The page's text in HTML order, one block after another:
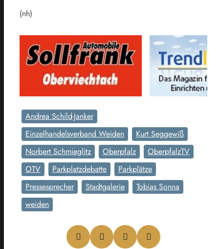
(nh)
Andrea Schild-Janker
Einzelhandelsverband Weiden
Kurt Seggewiß
Norbert Schmieglitz
Oberpfalz
OberpfalzTV
OTV
Parkplatzdebatte
Parkplätze
Pressesprecher
Stadtgalerie
Tobias Sonna
weiden